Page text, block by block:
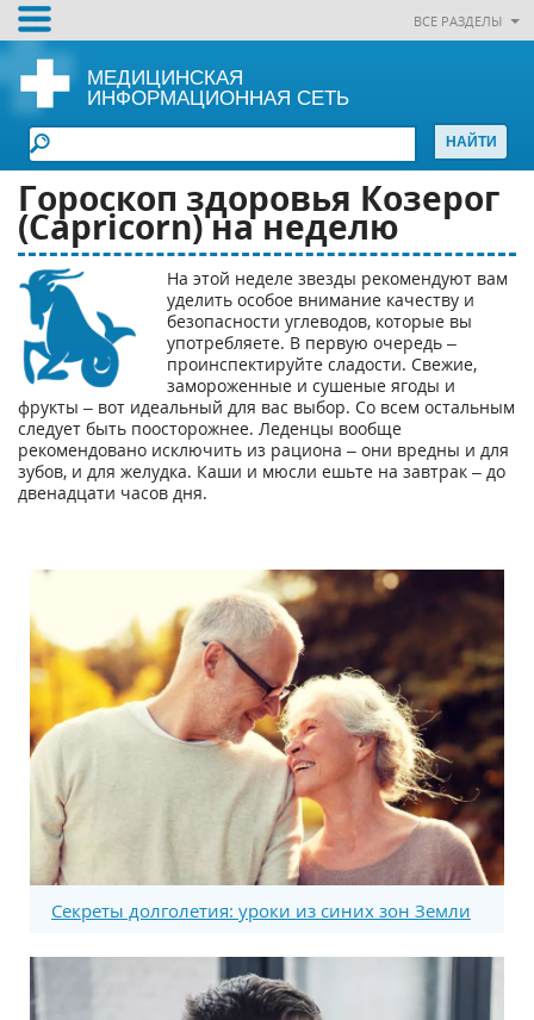
ВСЕ РАЗДЕЛЫ
МЕДИЦИНСКАЯ
ИНФОРМАЦИОННАЯ СЕТЬ
Гороскоп здоровья Козерог
(Capricorn) на неделю
На этой неделе звезды рекомендуют вам
уделить особое внимание качеству и
безопасности углеводов, которые вы
употребляете. В первую очередь –
проинспектируйте сладости. Свежие,
замороженные и сушеные ягоды и
фрукты – вот идеальный для вас выбор. Со всем остальным
следует быть поосторожнее. Леденцы вообще
рекомендовано исключить из рациона – они вредны и для
зубов, и для желудка. Каши и мюсли ешьте на завтрак – до
двенадцати часов дня.
Секреты долголетия: уроки из синих зон Земли